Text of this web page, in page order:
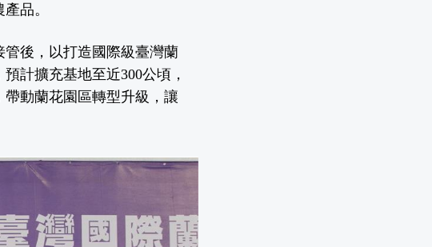
品。
後，以打造國際級臺灣蘭
計擴充基地至近300公頃，
動蘭花園區轉型升級，讓